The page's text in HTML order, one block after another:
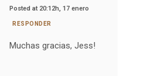
Posted at 20:12h, 17 enero
RESPONDER
Muchas gracias, Jess!